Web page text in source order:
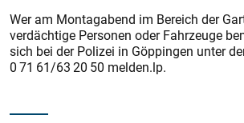
Wer am Montagabend im Bereich der
verdächtige Personen oder Fahrzeuge
sich bei der Polizei in Göppingen unter
0 71 61/63 20 50 melden.lp.